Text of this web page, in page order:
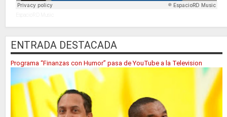
EspacioRD Music
ENTRADA DESTACADA
Programa “Finanzas con Humor” pasa de YouTube a la Television